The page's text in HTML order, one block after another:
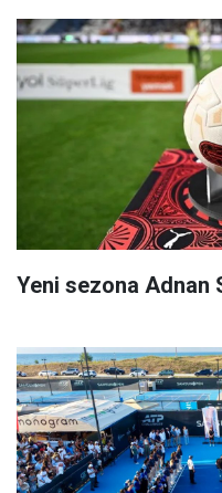
Yeni sezona Adnan